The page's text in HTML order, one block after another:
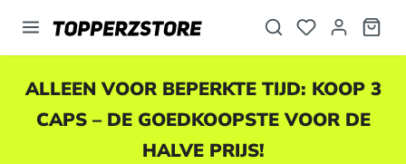
ALLEEN VOOR BEPERKTE TIJD: KOOP 3
CAPS – DE GOEDKOOPSTE VOOR DE
HALVE PRIJS!